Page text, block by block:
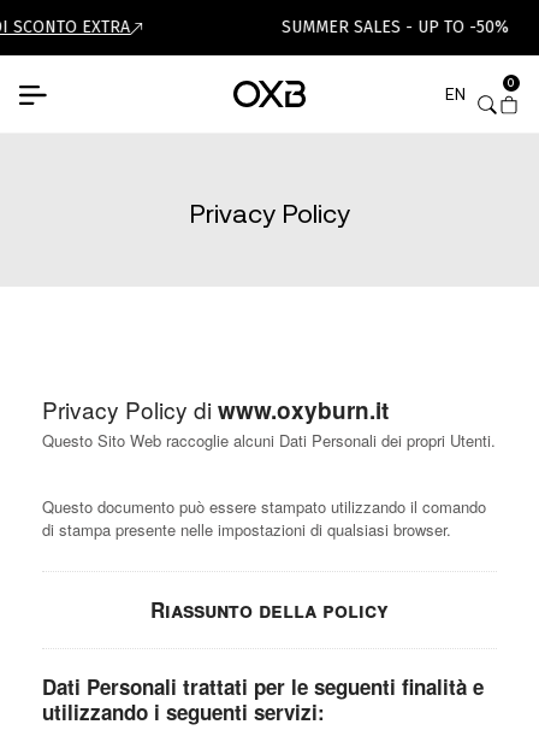
EXTRA SUMMER SALES - UP TO -50%
EN
0
Privacy Policy
Privacy Policy di www.oxyburn.it
Questo Sito Web raccoglie alcuni Dati Personali dei propri Utenti.
Questo documento può essere stampato utilizzando il comando
di stampa presente nelle impostazioni di qualsiasi browser.
Riassunto della policy
Dati Personali trattati per le seguenti finalità e
utilizzando i seguenti servizi: